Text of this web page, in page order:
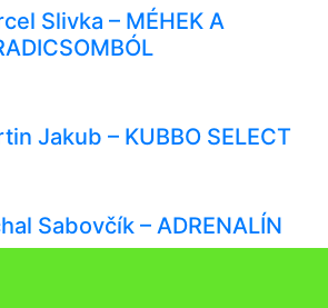
Slivka – MÉHEK A
Jakub – KUBBO SELECT
Sabovčík – ADRENALÍN